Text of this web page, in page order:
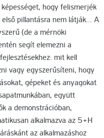
hogy felismerjék
pillantásra nem látják… A
(de a mérnöki
segít elemezni a
mit kell
vagy egyszerűsíteni, hogy
gépeket és anyagokat
együtt
a demonstrációban,
alkalmazva az 5+H
az alkalmazáshoz